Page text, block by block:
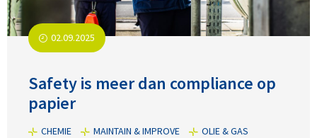
02.09.2025
Safety is meer dan compliance op
papier
CHEMIE MAINTAIN & IMPROVE OLIE & GAS